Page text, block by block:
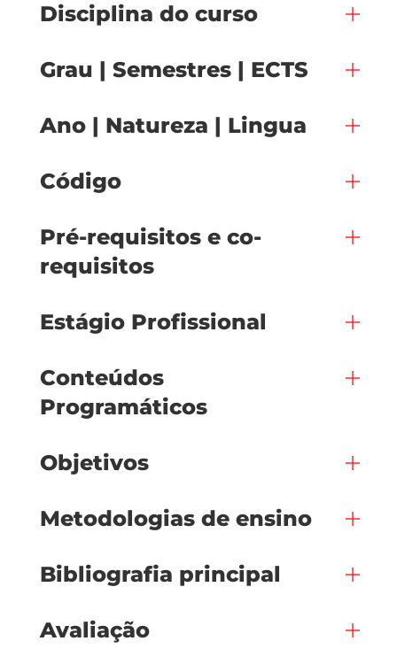
Disciplina do curso
Grau | Semestres | ECTS
Ano | Natureza | Lingua
Código
Pré-requisitos e co-
requisitos
Estágio Profissional
Conteúdos
Programáticos
Objetivos
Metodologias de ensino
Bibliografia principal
Avaliação